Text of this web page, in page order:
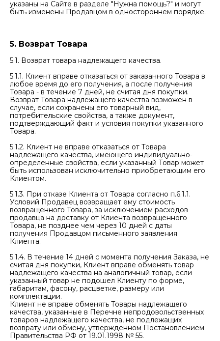
указаны на Сайте в разделе "Нужна помощь?" и могут
быть изменены Продавцом в одностороннем порядке.
5. Возврат Товара
5.1. Возврат товара надлежащего качества.
5.1.1. Клиент вправе отказаться от заказанного Товара в
любое время до его получения, а после получения
Товара - в течение 7 дней, не считая дня покупки.
Возврат Товара надлежащего качества возможен в
случае, если сохранены его товарный вид,
потребительские свойства, а также документ,
подтверждающий факт и условия покупки указанного
Товара.
5.1.2. Клиент не вправе отказаться от Товара
надлежащего качества, имеющего индивидуально-
определенные свойства, если указанный Товар может
быть использован исключительно приобретающим его
Клиентом.
5.1.3. При отказе Клиента от Товара согласно п.6.1.1.
Условий Продавец возвращает ему стоимость
возвращенного Товара, за исключением расходов
продавца на доставку от Клиента возвращенного
Товара, не позднее чем через 10 дней с даты
получения Продавцом письменного заявления
Клиента.
5.1.4. В течение 14 дней с момента получения Заказа, не
считая дня покупки, Клиент вправе обменять товар
надлежащего качества на аналогичный товар, если
указанный товар не подошел Клиенту по форме,
габаритам, фасону, расцветке, размеру или
комплектации.
Клиент не вправе обменять Товары надлежащего
качества, указанные в Перечне непродовольственных
товаров надлежащего качества, не подлежащих
возврату или обмену, утвержденном Постановлением
Правительства РФ от 19.01.1998 № 55.